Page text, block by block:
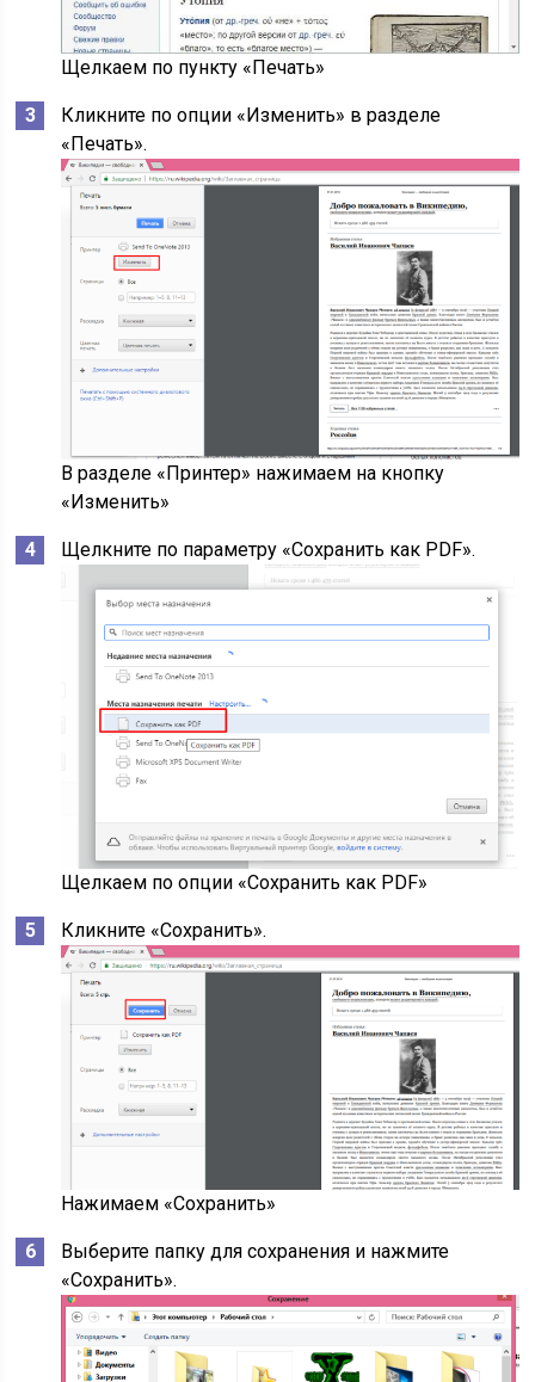
Щелкаем по пункту «Печать»
Кликните по опции «Изменить» в разделе
«Печать».
В разделе «Принтер» нажимаем на кнопку
«Изменить»
Щелкните по параметру «Сохранить как PDF».
Щелкаем по опции «Сохранить как PDF»
Кликните «Сохранить».
Нажимаем «Сохранить»
Выберите папку для сохранения и нажмите
«Сохранить».